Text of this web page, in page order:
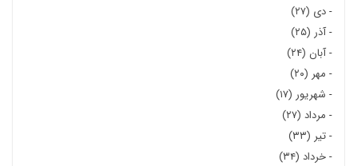
-دی (۲۷)
-آذر (۲۵)
-آبان (۲۴)
- مهر (۲۰)
- شهریور (۱۷)
- مرداد (۲۷)
-تیر (۳۳)
-خرداد (۳۴)